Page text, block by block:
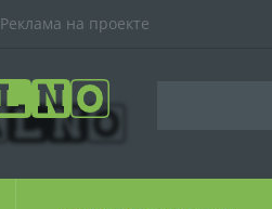
Реклама на проекте